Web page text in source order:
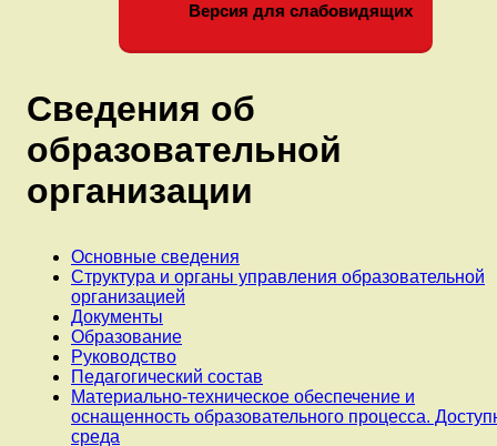
Версия для слабовидящих
Сведения об
образовательной
организации
Основные сведения
Структура и органы управления образовательной
организацией
Документы
Образование
Руководство
Педагогический состав
Материально-техническое обеспечение и
оснащенность образовательного процесса.
среда